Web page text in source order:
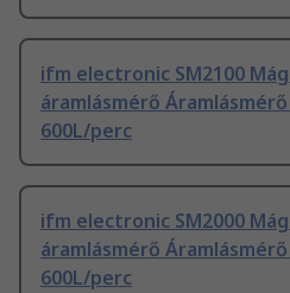
ifm electronic SM2100
áramlásmérő
600L/perc
ifm electronic SM2000
áramlásmérő
600L/perc